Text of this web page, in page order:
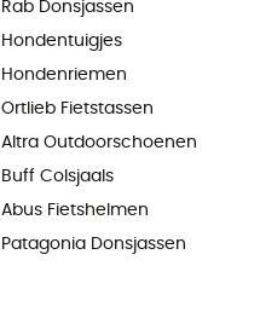
Rab Donsjassen
Hondentuigjes
Hondenriemen
Ortlieb Fietstassen
Altra Outdoorschoenen
Buff Colsjaals
Abus Fietshelmen
Patagonia Donsjassen